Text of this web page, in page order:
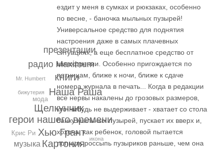
Хью Грант
Картония
герои нашего времени
Щелкунчик
Наша Раша
книги
радио Maximum
презентации
музыка
мода
Крис Ри
бижутерия
икона
Mr. Humbert
ездит у меня в сумках и рюкзаках, особенно
по весне, - баночка мыльных пузырей!
Универсальное средство для поднятия
настроения даже в самых плачевных
ситуациях, а еще бесплатное средство от
шизофрении. Особенно пригождается по
пятницам, ближе к ночи, ближе к сдаче
номера журнала в печать... Когда в редакции
все нервы накалены до грозовых размеров,
кто-нибудь не выдерживает - хватает со стола
банку мыльных пузырей, пускает их вверх и,
хохоча, как ребенок, головой пытается
лопнуть россыпь пузыриков раньше, чем она